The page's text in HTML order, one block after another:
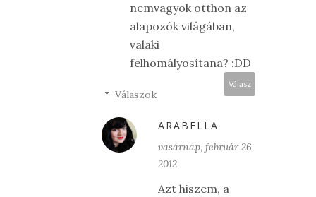
nemvagyok otthon az
alapozók világában,
valaki
felhomályosítana? :DD
Válasz
Válaszok
ARABELLA
vasárnap, február 26,
2012
Azt hiszem, a